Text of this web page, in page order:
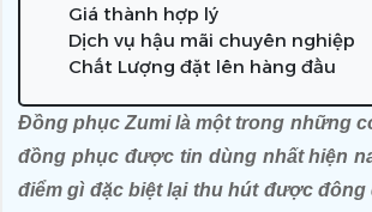
Giá thành hợp lý
Dịch vụ hậu mãi chuyên nghiệp
Chất Lượng đặt lên hàng đầu
Đồng phục Zumi là một trong những
đồng phục được tin dùng nhất hiện
điểm gì đặc biệt lại thu hút được đông